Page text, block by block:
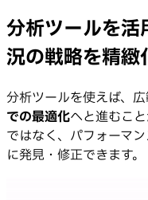
分析ツールを
況の戦略を精緻
分析ツールを使えば、
での最適化へと進むこ
ではなく、パフォーマ
に発見・修正できます。